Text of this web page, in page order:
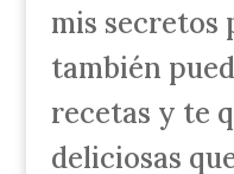
mis secretos
también
recetas y te
deliciosas